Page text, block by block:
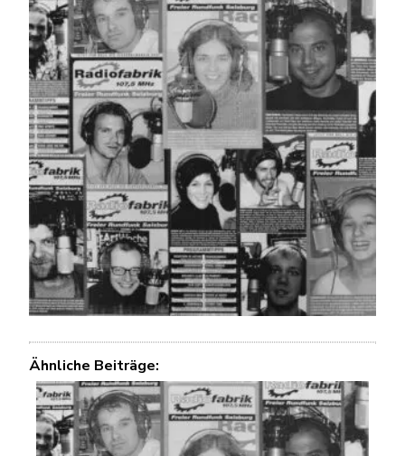
Ähnliche Beiträge: